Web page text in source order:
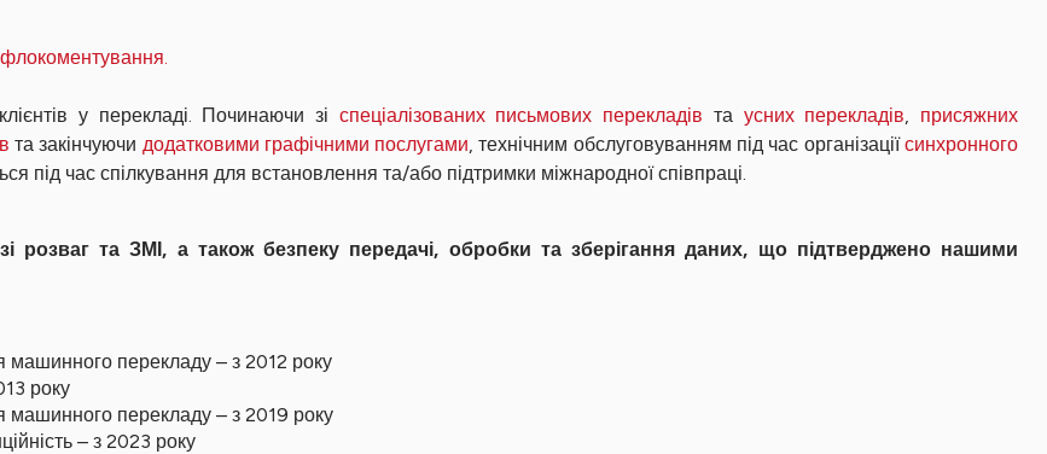
у перекладі. Починаючи зі спеціалізованих письмових перекладів та усних перекладів, присяжних
та закінчуючи додатковими графічними послугами, технічним обслуговуванням під час організаціїсинхронного
під час спілкування для встановлення та/або підтримки міжнародної співпраці.
розваг та ЗМІ, а також безпеку передачі, обробки та зберігання даних, що підтверджено нашими
перекладу – з 2012 року
року
машинного перекладу – з 2019 року
– з 2023 року